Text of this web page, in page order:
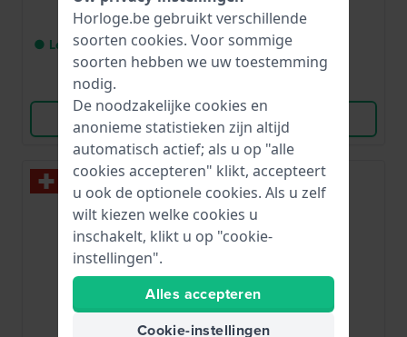
€ 1.175,-
● Levering binnen 3 tot 6
werkdagen
Vergelijk
Bekijk Product
€ 1.475,-
● Op voorraad
Bekijk Product
Horloge.be gebruikt verschillende
soorten cookies. Voor sommige
soorten hebben we uw toestemming
nodig.
De noodzakelijke cookies en
anonieme statistieken zijn altijd
automatisch actief; als u op "alle
cookies accepteren" klikt, accepteert
u ook de optionele cookies. Als u zelf
wilt kiezen welke cookies u
inschakelt, klikt u op "cookie-
instellingen".
Alles accepteren
Cookie-instellingen